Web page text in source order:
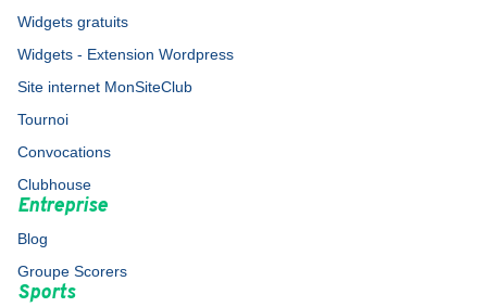
Widgets gratuits
Widgets - Extension Wordpress
Site internet MonSiteClub
Tournoi
Convocations
Clubhouse
Entreprise
Blog
Groupe Scorers
Sports